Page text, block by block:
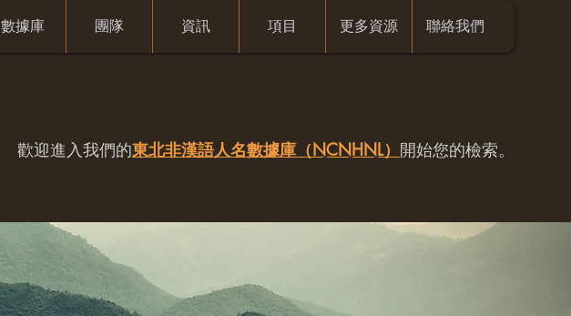
數據庫 團隊 資訊 項目 更多資源 聯絡我們
歡迎進入我們的東北非漢語人名數據庫（NCNHNL） 開始您的檢索。